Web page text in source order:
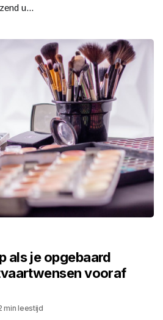
u...
als je opgebaard
vooraf
min leestijd